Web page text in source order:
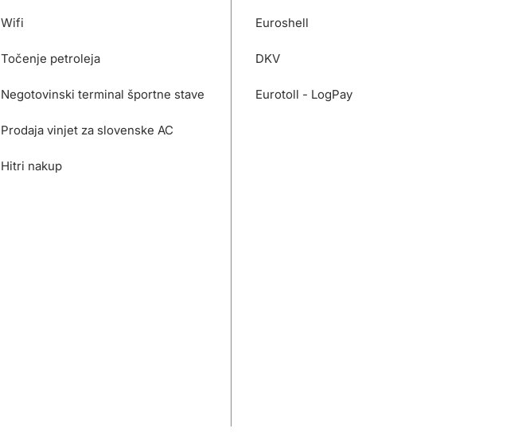
Wifi
Točenje petroleja
Negotovinski terminal športne stave
Prodaja vinjet za slovenske AC
Hitri nakup
Euroshell
DKV
Eurotoll - LogPay